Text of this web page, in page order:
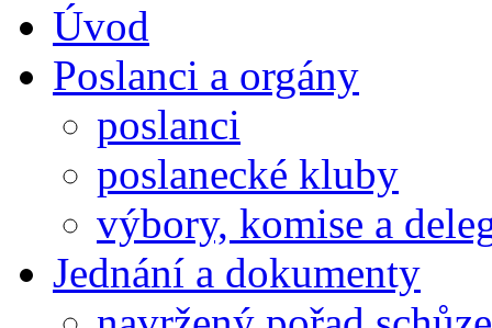
Úvod
Poslanci a orgány
poslanci
poslanecké kluby
výbory, komise a
Jednání a dokumenty